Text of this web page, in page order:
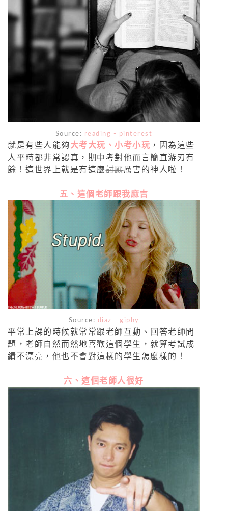
Source: reading - pinterest
就是有些人能夠 大考大玩、小考小玩 ，因為這些
人平時都非常認真，期中考對他而言簡直游刃有
餘！這世界上就是有這麼討厭厲害的神人啦！
五、這個老師跟我麻吉
Source: diaz - giphy
平常上課的時候就常常跟老師互動、回答老師問
題，老師自然而然地喜歡這個學生，就算考試成
績不漂亮，他也不會對這樣的學生怎麼樣的！
六、這個老師人很好